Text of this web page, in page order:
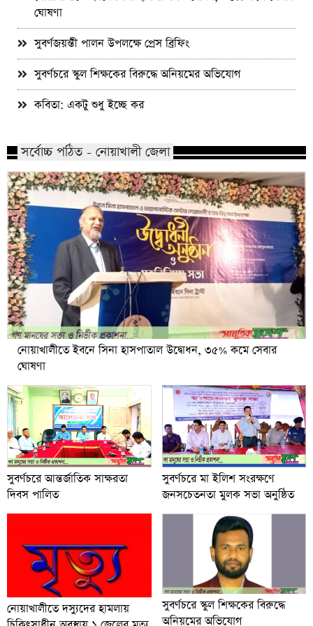
ঘোষণা
সুবর্ণজয়ন্তী পালন উপলক্ষে প্রেস ব্রিফিং
সুবর্ণচরে স্কুল শিক্ষকের বিরুদ্ধে অনিয়মের অভিযোগ
কবিতা: একটু শুধু ইচ্ছে কর
সর্বোচ্চ পঠিত - নোয়াখালী জেলা
নোয়াখালীতে ইবনে সিনা হাসপাতাল উদ্বোধন, ৩৫% কমে সেবার
ঘোষণা
সুবর্ণচরে আন্তর্জাতিক সাক্ষরতা
দিবস পালিত
সুবর্ণচরে মা ইলিশ সংরক্ষণে
জনসচেতনতা মুলক সভা অনুষ্ঠিত
নোয়াখালীতে দস্যুদের হামলায়
সুবর্ণচরে স্কুল শিক্ষকের বিরুদ্ধে
অনিয়মের অভিযোগ